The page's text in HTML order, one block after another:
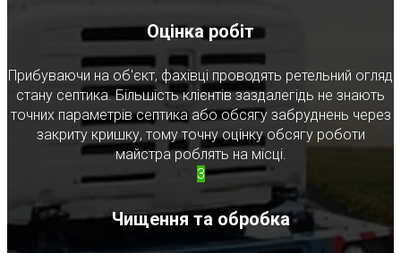
Оцінка робіт
Прибуваючи на об'єкт, фахівці проводять ретельний огляд
стану септика. Більшість клієнтів заздалегідь не знають
точних параметрів септика або обсягу забруднень через
закриту кришку, тому точну оцінку обсягу роботи
майстра роблять на місці.
3
Чищення та обробка